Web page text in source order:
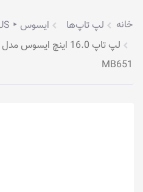
خانه لپ تاپ‌ها
ایسوس ‣ ASUS
MB651